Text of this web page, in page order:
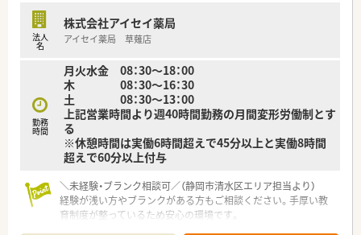
法人
名
株式会社アイセイ薬局
アイセイ薬局 草薙店
勤務
時間
月火水金 08：30～18：00
木 08：30～16：30
土 08：30～13：00
上記営業時間より週40時間勤務の月間変形労働制とす
る
※休憩時間は実働6時間超えで45分以上と実働8時間
超えで60分以上付与
＼未経験・ブランク相談可／（静岡市清水区エリア担当より）
経験が浅い方やブランクがある方もご相談ください。手厚い教
育制度が整っているため安心の環境です。